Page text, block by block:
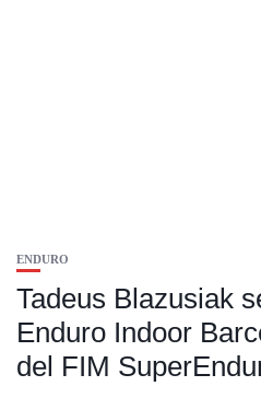
ENDURO
Tadeus Blazusiak
Enduro Indoor
del FIM